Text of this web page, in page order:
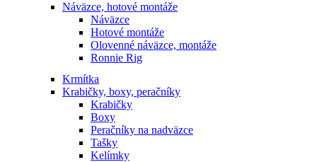
Náväzce, hotové montáže
Náväzce
Hotové montáže
Olovenné náväzce, montáže
Ronnie Rig
Krmítka
Krabičky, boxy, peračníky
Krabičky
Boxy
Peračníky na nadväzce
Tašky
Kelímky